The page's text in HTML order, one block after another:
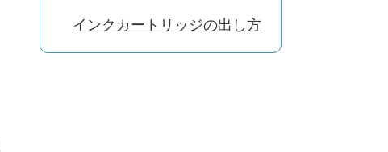
インクカートリッジの出し方